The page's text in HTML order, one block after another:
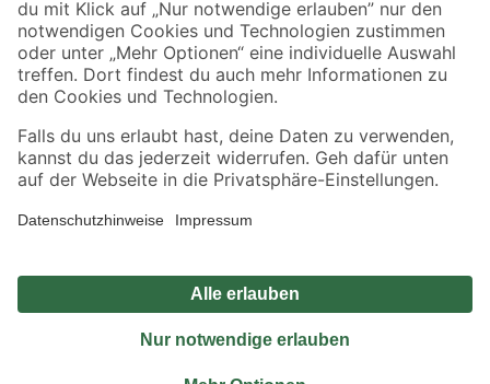
Jetzt die toom-App herunterladen
Alle Preisangaben in EUR inkl. gesetzl. MwSt.. Die dargestellten Angebote sind unter
Umständen nicht in allen Märkten verfügbar. Die angegebenen Verfügbarkeiten beziehen
Produkte nur solange der Vorrat reicht.
*Paketversand ab 59 € versandkostenfrei, gilt nicht für Artikel mit Speditionsversand, hier
Privatsphäre Impressum
Nutzungsbedingungen
Widerrufsrecht
Vertrag widerrufen